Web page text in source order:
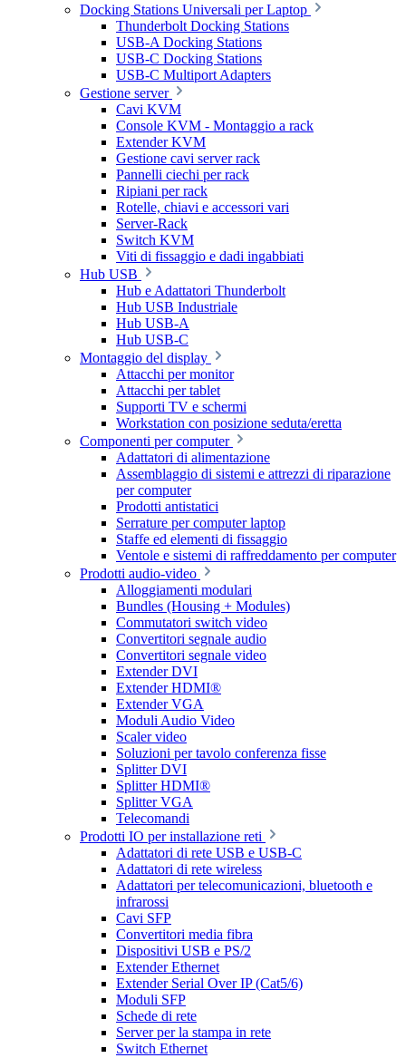
Docking Stations Universali per Laptop
Thunderbolt Docking Stations
USB-A Docking Stations
USB-C Docking Stations
USB-C Multiport Adapters
Gestione server
Cavi KVM
Console KVM - Montaggio a rack
Extender KVM
Gestione cavi server rack
Pannelli ciechi per rack
Ripiani per rack
Rotelle, chiavi e accessori vari
Server-Rack
Switch KVM
Viti di fissaggio e dadi ingabbiati
Hub USB
Hub e Adattatori Thunderbolt
Hub USB Industriale
Hub USB-A
Hub USB-C
Montaggio del display
Attacchi per monitor
Attacchi per tablet
Supporti TV e schermi
Workstation con posizione seduta/eretta
Componenti per computer
Adattatori di alimentazione
Assemblaggio di sistemi e attrezzi di riparazione
per computer
Prodotti antistatici
Serrature per computer laptop
Staffe ed elementi di fissaggio
Ventole e sistemi di raffreddamento per computer
Prodotti audio-video
Alloggiamenti modulari
Bundles (Housing + Modules)
Commutatori switch video
Convertitori segnale audio
Convertitori segnale video
Extender DVI
Extender HDMI®
Extender VGA
Moduli Audio Video
Scaler video
Soluzioni per tavolo conferenza fisse
Splitter DVI
Splitter HDMI®
Splitter VGA
Telecomandi
Prodotti IO per installazione reti
Adattatori di rete USB e USB-C
Adattatori di rete wireless
Adattatori per telecomunicazioni, bluetooth e
infrarossi
Cavi SFP
Convertitori media fibra
Dispositivi USB e PS/2
Extender Ethernet
Extender Serial Over IP (Cat5/6)
Moduli SFP
Schede di rete
Server per la stampa in rete
Switch Ethernet